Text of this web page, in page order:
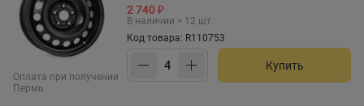
Оплата при получении
Пермь
2 740 ₽
В наличии > 12 шт.
Код товара: R110753
Купить